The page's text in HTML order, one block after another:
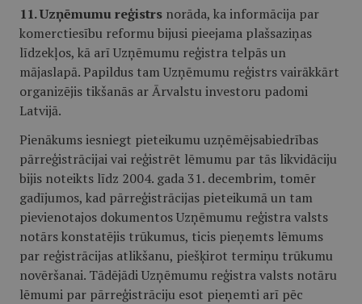
11. Uzņēmumu reģistrs norāda, ka informācija par
komerctiesību reformu bijusi pieejama plašsaziņas
līdzekļos, kā arī Uzņēmumu reģistra telpās un
mājaslapā. Papildus tam Uzņēmumu reģistrs vairākkārt
organizējis tikšanās ar Ārvalstu investoru padomi
Latvijā.
Pienākums iesniegt pieteikumu uzņēmējsabiedrības
pārreģistrācijai vai reģistrēt lēmumu par tās likvidāciju
bijis noteikts līdz 2004. gada 31. decembrim, tomēr
gadījumos, kad pārreģistrācijas pieteikumā un tam
pievienotajos dokumentos Uzņēmumu reģistra valsts
notārs konstatējis trūkumus, ticis pieņemts lēmums
par reģistrācijas atlikšanu, piešķirot termiņu trūkumu
novēršanai. Tādējādi Uzņēmumu reģistra valsts notāru
lēmumi par pārreģistrāciju esot pieņemti arī pēc